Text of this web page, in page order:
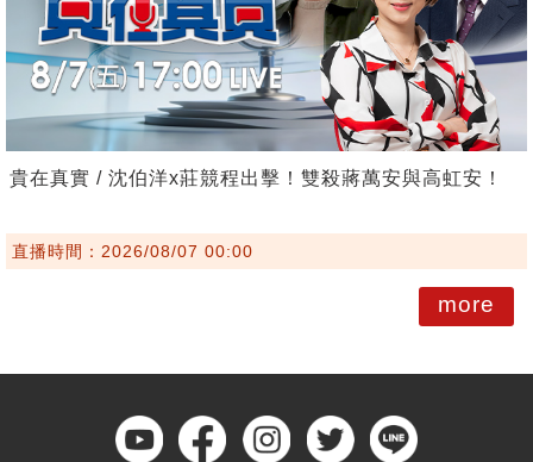
貴在真實 / 沈伯洋x莊競程出擊！雙殺蔣萬安與高虹安！
直播時間：2026/08/07 00:00
more